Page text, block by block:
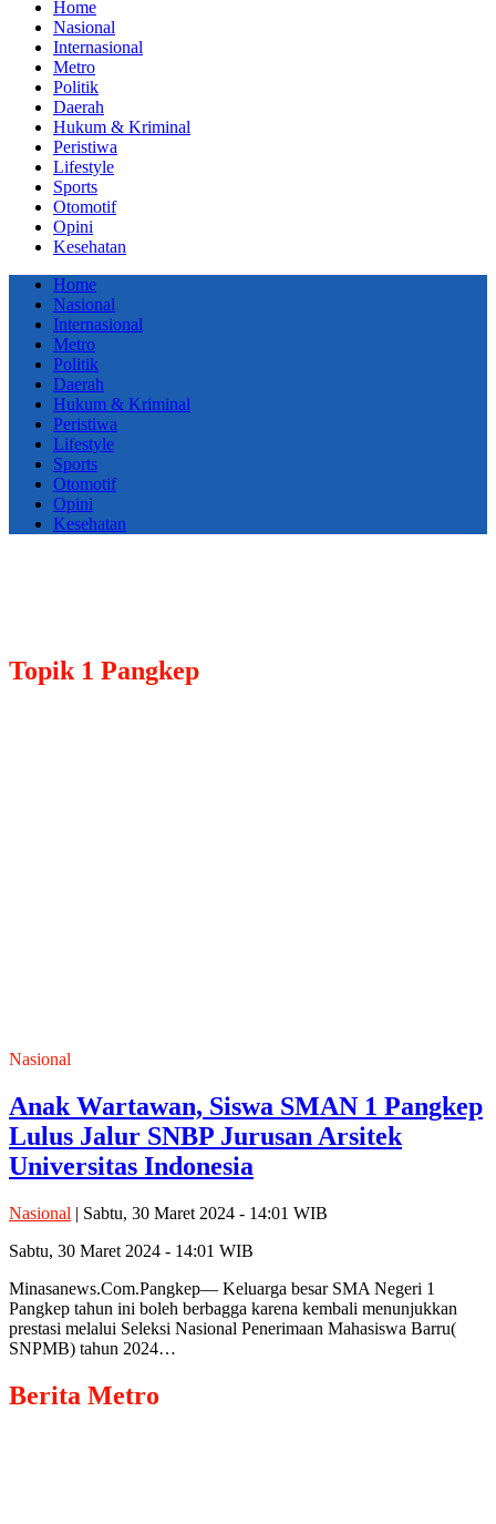
Home
Nasional
Internasional
Metro
Politik
Daerah
Hukum & Kriminal
Peristiwa
Lifestyle
Sports
Otomotif
Opini
Kesehatan
Home
Nasional
Internasional
Metro
Politik
Daerah
Hukum & Kriminal
Peristiwa
Lifestyle
Sports
Otomotif
Opini
Kesehatan
Topik 1 Pangkep
Nasional
Anak Wartawan, Siswa SMAN 1 Pangkep
Lulus Jalur SNBP Jurusan Arsitek
Universitas Indonesia
Nasional | Sabtu, 30 Maret 2024 - 14:01 WIB
Sabtu, 30 Maret 2024 - 14:01 WIB
Minasanews.Com.Pangkep— Keluarga besar SMA Negeri 1
Pangkep tahun ini boleh berbagga karena kembali menunjukkan
prestasi melalui Seleksi Nasional Penerimaan Mahasiswa Barru(
SNPMB) tahun 2024…
Berita Metro